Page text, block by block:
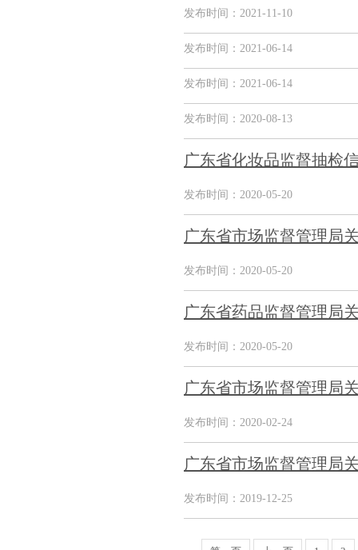
发布时间：2021-11-10
发布时间：2021-06-14
发布时间：2021-06-14
发布时间：2020-08-13
广东省化妆品监督抽检
发布时间：2020-05-20
广东省市场监督管理局
发布时间：2020-05-20
广东省药品监督管理局
发布时间：2020-05-20
广东省市场监督管理局
发布时间：2020-02-24
广东省市场监督管理局
发布时间：2019-12-25